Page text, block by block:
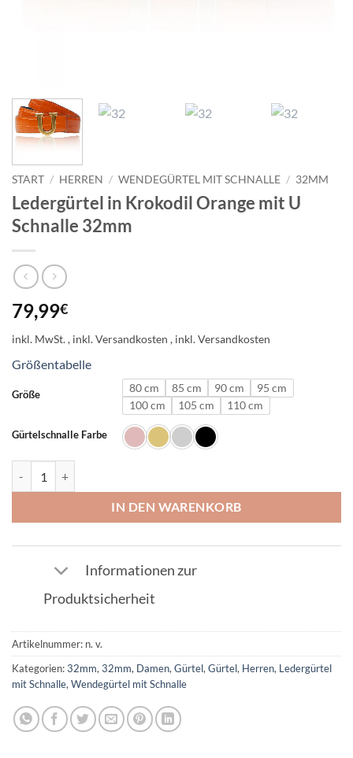
START / HERREN / WENDEGÜRTEL MIT SCHNALLE / 32MM
Ledergürtel in Krokodil Orange mit U
Schnalle 32mm
79,99€
inkl. MwSt.
Größentabelle
Größe 80 cm 85 cm 90 cm
95 cm
100 cm
105 cm 110 cm
Gürtelschnalle Farbe
IN DEN WARENKORB
Informationen zur
Produktsicherheit
Artikelnummer: n. v.
Kategorien:32mm, 32mm, Damen, Gürtel, Gürtel, Herren, Ledergürtel
mit Schnalle, Wendegürtel mit Schnalle